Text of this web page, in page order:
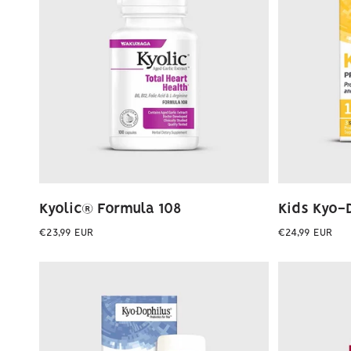
Kyolic® Formula 108
Preço
€23,99 EUR
Kids
Preço
€24,99 EUR